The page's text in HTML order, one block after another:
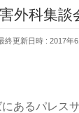
外科集談
終更新日時 : 2017年
あるパレス